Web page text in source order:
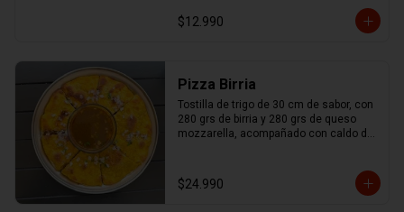
$12.990
Pizza Birria
Tostilla de trigo de 30 cm de sabor, con
280 grs de birria y 280 grs de queso
mozzarella, acompañado con caldo de
$24.990